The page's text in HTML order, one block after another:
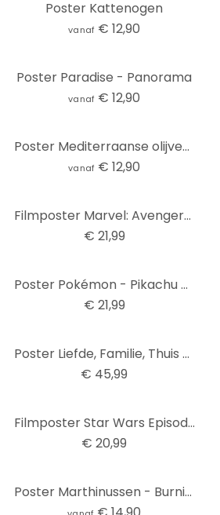
Poster Kattenogen
vanaf € 12,90
Poster Paradise - Panorama
vanaf € 12,90
Poster Mediterraanse olijven - Panorama
vanaf € 12,90
Filmposter Marvel: Avengers - Infinity War, poster (53 x 158 cm)
€ 21,99
Poster Pokémon - Pikachu en Scorbunny, poster (53 x 158 cm)
€ 21,99
Poster Liefde, Familie, Thuis kunstdruk (95 x 33 cm)
€ 45,99
Filmposter Star Wars Episode VII: The Awakening of the Force, poster (53 x 158 cm)
€ 20,99
Poster Marthinussen - Burning Water - panorama